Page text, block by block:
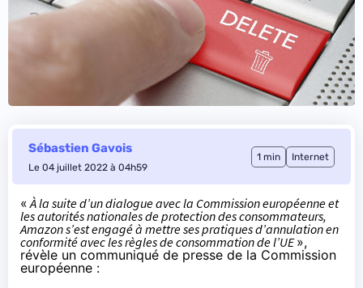
Sébastien Gavois
Le 04 juillet 2022 à 04h59
1 min Internet
«À la suite d’un dialogue avec la Commission européenne et
les autorités nationales de protection des consommateurs,
Amazon s’est engagé à mettre ses pratiques d’annulation en
conformité avec les règles de consommation de l’UE»,
révèle un communiqué de presse de la Commission
européenne :